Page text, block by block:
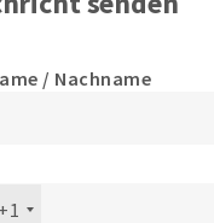
/ Nachname
+1